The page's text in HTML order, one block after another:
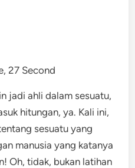
27 Second
jadi ahli dalam sesuatu,
hitungan, ya. Kali ini,
sesuatu yang
manusia yang katanya
Oh, tidak, bukan latihan